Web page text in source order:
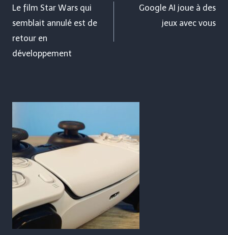
de
l’article
Le film Star Wars qui
semblait annulé est de
retour en
développement
Google AI joue à des
jeux avec vous